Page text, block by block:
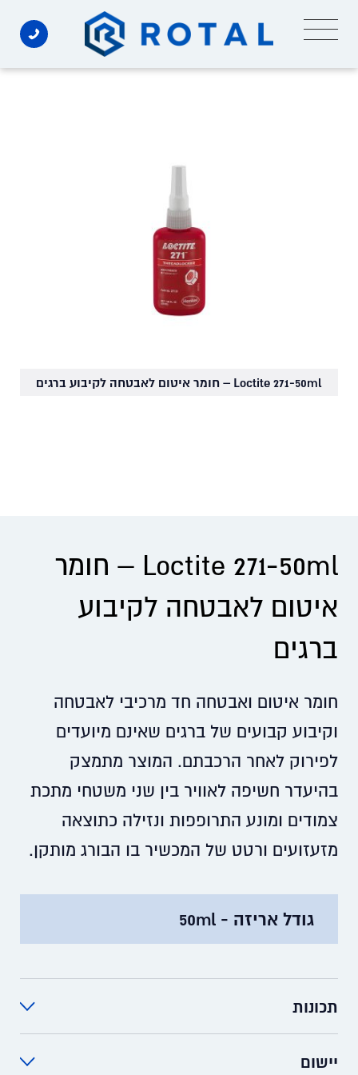
content
Loctite 271-50ml – חומר איטום לאבטחה לקיבוע ברגים
Loctite 271-50ml – חומר
איטום לאבטחה לקיבוע
ברגים
חומר איטום ואבטחה חד מרכיבי לאבטחה
וקיבוע קבועים של ברגים שאינם מיועדים
לפירוק לאחר הרכבתם. המוצר מתמצק
בהיעדר חשיפה לאוויר בין שני משטחי מתכת
צמודים ומונע התרופפות ונזילה כתוצאה
מזעזועים ורטט של המכשיר בו הבורג מותקן.
גודל אריזה - 50ml
תכונות
מתאים במיוחד לעבודות בהן נדרש קיבוע בחוזק
רב כאשר נדרש לפרק הבורג לעיתים רחוקות מאד.
יישום